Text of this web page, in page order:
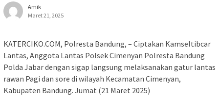
Amik
Maret 21, 2025
KATERCIKO.COM, Polresta Bandung, – Ciptakan Kamseltibcar
Lantas, Anggota Lantas Polsek Cimenyan Polresta Bandung
Polda Jabar dengan sigap langsung melaksanakan gatur lantas
rawan Pagi dan sore di wilayah Kecamatan Cimenyan,
Kabupaten Bandung. Jumat (21 Maret 2025)